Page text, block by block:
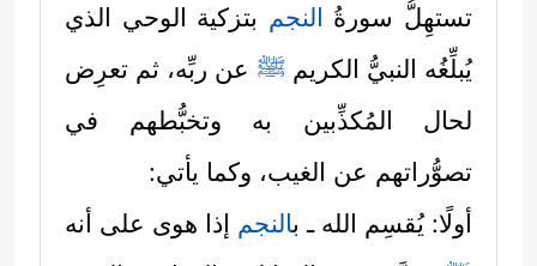
تستهِلُّ سورةُ النجم بتزكية الوحي الذي
يُبلِّغُه النبيُّ الكريمﷺ عن ربِّه، ثم تعرِض
لحال المُكذِّبين به وتخبُّطهم في
تصوُّراتهم عن الغيب، وكما يأتي:
أولًا: يُقسِم الله ـ بالنجم إذا هوى على أنه